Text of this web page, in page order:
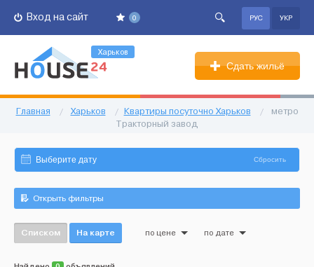
0
Вход на сайт РУС УКР
Харьков
Сдать жильё
Главная / Харьков / Квартиры посуточно Харьков /
метро
Тракторный завод
Сбросить
Открыть фильтры
Списком На карте по цене по дате